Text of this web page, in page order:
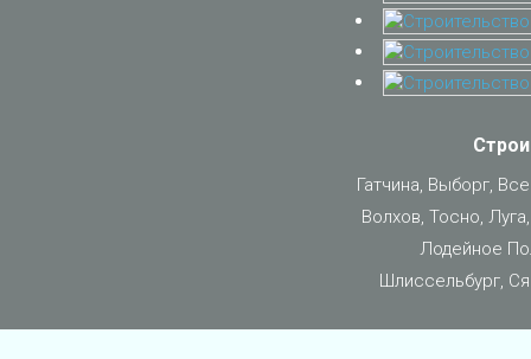
Гатчина, Выборг,
Волхов, Тосно,
Лодейное
Шлиссельбург,